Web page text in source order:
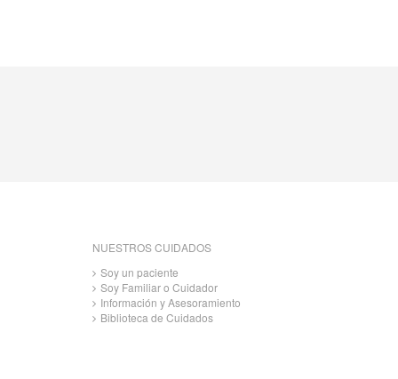
NUESTROS CUIDADOS
Soy un paciente
Soy Familiar o Cuidador
Información y Asesoramiento
Biblioteca de Cuidados